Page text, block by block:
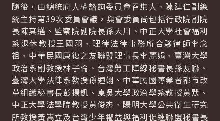
隨後，由總統府人權諮詢委員會召集人、陳建仁副總
統主持第39次委員會議，與會委員尚包括行政院副院
長陳其邁、監察院副院長孫大川、中正大學社會福利
系退休教授王國羽、理律法律事務所合夥律師李念
祖、中華民國康復之友聯盟理事長李麗娟、臺灣大學
政治系副教授林子倫、台灣勞工陣線秘書長孫友聯、
臺灣大學法律系教授孫迺翊、中華民國專業者都市改
革組織秘書長彭揚凱、東吳大學政治學系教授黃默、
中正大學法學院教授黃俊杰、陽明大學公共衛生研究
所教授黃嵩立及台灣少年權益與福利促進聯盟秘書長